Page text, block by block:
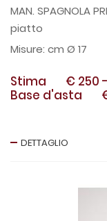
MAN. SPAGNOLA
piatto
cm Ø 17
Stima € 250 -
Base d'asta
DETTAGLIO